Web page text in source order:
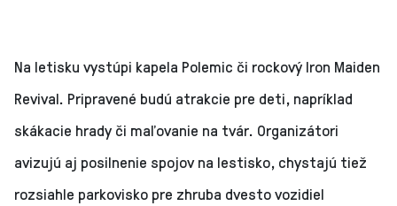
Na letisku vystúpi kapela Polemic či rockový Iron Maiden
Revival. Pripravené budú atrakcie pre deti, napríklad
skákacie hrady či maľovanie na tvár. Organizátori
avizujú aj posilnenie spojov na lestisko, chystajú tiež
rozsiahle parkovisko pre zhruba dvesto vozidiel